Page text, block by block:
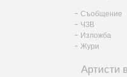
- Съобщение
- ЧЗВ
- Изложба
- Жури
Артисти